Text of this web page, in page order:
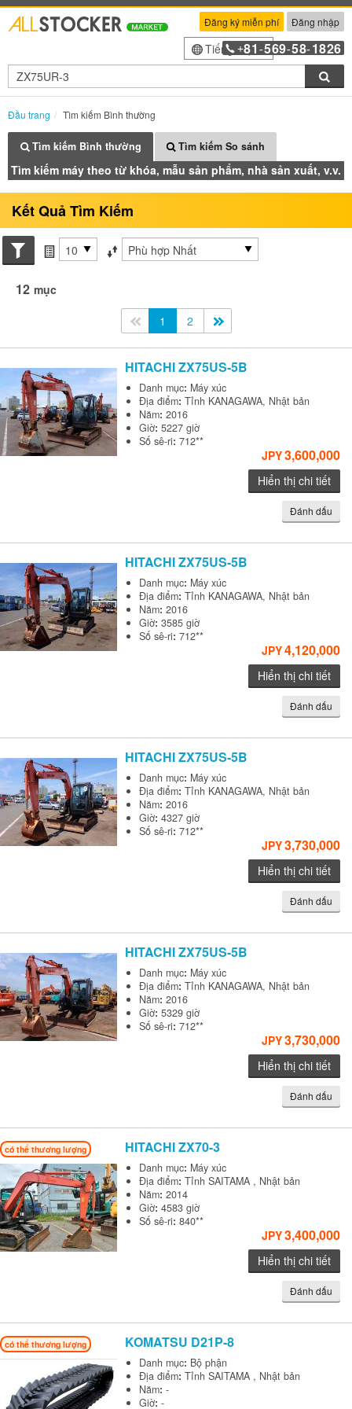
Đăng ký miễn phí Đăng nhập
Tiếng Việt
+81 -569-58-1826
Đầu trang Tìm kiếm Bình thường
Tìm kiếm Bình thường Tìm kiếm So sánh
Tìm kiếm máy theo từ khóa, mẫu sản phẩm, nhà sản xuất, v.v.
Kết Quả Tìm Kiếm
Search conditions
các mục mỗi trang
Sắp xếp theo
12 mục
<<1 2
HITACHIZX75US-5B
Danh mục: Máy xúc
Địa điểm:Tỉnh KANAGAWA, Nhật bản
Năm:2016
Giờ:5227 giờ
Số sê-ri:712**
JPY3,600,000
Hiển thị chi tiết
Đánh dấu
HITACHIZX75US-5B
Danh mục: Máy xúc
Địa điểm:Tỉnh KANAGAWA, Nhật bản
Năm:2016
Giờ:3585 giờ
Số sê-ri:712**
JPY4,120,000
Hiển thị chi tiết
Đánh dấu
HITACHIZX75US-5B
Danh mục: Máy xúc
Địa điểm:Tỉnh KANAGAWA, Nhật bản
Năm:2016
Giờ:4327 giờ
Số sê-ri:712**
JPY3,730,000
Hiển thị chi tiết
Đánh dấu
HITACHIZX75US-5B
Danh mục: Máy xúc
Địa điểm:Tỉnh KANAGAWA, Nhật bản
Năm:2016
Giờ:5329 giờ
Số sê-ri:712**
JPY3,730,000
Hiển thị chi tiết
Đánh dấu
có thể thương lượng HITACHIZX70-3
Danh mục: Máy xúc
Địa điểm:Tỉnh SAITAMA , Nhật bản
Năm:2014
Giờ:4583 giờ
Số sê-ri:840**
JPY3,400,000
Hiển thị chi tiết
Đánh dấu
có thể thương lượng KOMATSU D21P-8
Danh mục: Bộ phận
Địa điểm:Tỉnh SAITAMA , Nhật bản
Năm:-
Giờ:-